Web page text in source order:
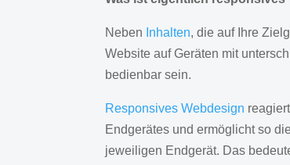
Neben Inhalten, die auf Ihre
Website auf Geräten mit
bedienbar sein.
Responsives Webdesign
Endgerätes und ermöglicht so
jeweiligen Endgerät. Das